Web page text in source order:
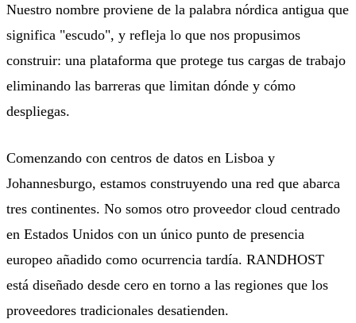
Nuestro nombre proviene de la palabra nórdica antigua que
significa "escudo", y refleja lo que nos propusimos
construir: una plataforma que protege tus cargas de trabajo
eliminando las barreras que limitan dónde y cómo
despliegas.
Comenzando con centros de datos en Lisboa y
Johannesburgo, estamos construyendo una red que abarca
tres continentes. No somos otro proveedor cloud centrado
en Estados Unidos con un único punto de presencia
europeo añadido como ocurrencia tardía. RANDHOST
está diseñado desde cero en torno a las regiones que los
proveedores tradicionales desatienden.